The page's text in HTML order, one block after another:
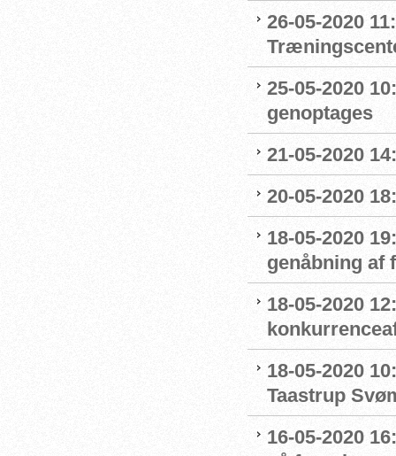
26-05-2020
25-05-2020
genoptages
21-05-2020
20-05-2020
18-05-2020
genåbning af
18-05-2020
18-05-2020
Taastrup
16-05-2020